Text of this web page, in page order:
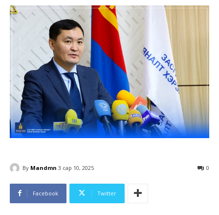
By Mandmn 3 сар 10, 2025 0
Facebook Twitter